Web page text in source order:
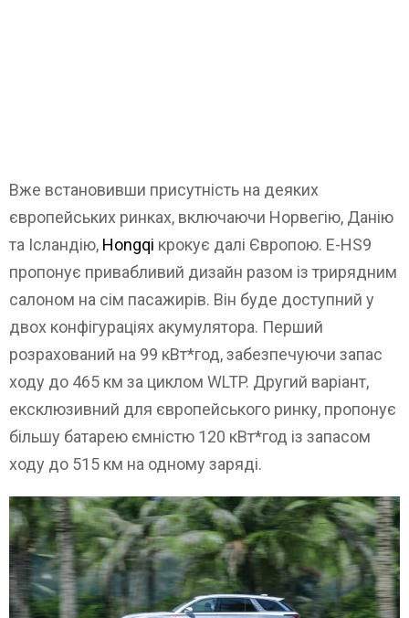
Вже встановивши присутність на деяких
європейських ринках, включаючи Норвегію, Данію
та Ісландію, Hongqi крокує далі Європою. E-HS9
пропонує привабливий дизайн разом із трирядним
салоном на сім пасажирів. Він буде доступний у
двох конфігураціях акумулятора. Перший
розрахований на 99 кВт*год, забезпечуючи запас
ходу до 465 км за циклом WLTP. Другий варіант,
ексклюзивний для європейського ринку, пропонує
більшу батарею ємністю 120 кВт*год із запасом
ходу до 515 км на одному заряді.